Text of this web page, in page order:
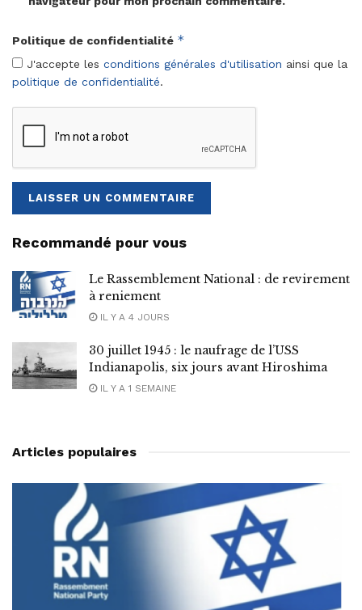
Politique de confidentialité *
J'accepte les conditions générales d'utilisation ainsi que la
politique de confidentialité.
Recommandé pour vous
Le Rassemblement National : de revirement
à reniement
IL Y A 4 JOURS
30 juillet 1945 : le naufrage de l’USS
Indianapolis, six jours avant Hiroshima
IL Y A 1 SEMAINE
Articles populaires